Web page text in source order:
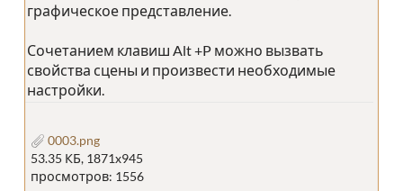
графическое представление.
Сочетанием клавиш Alt +P можно вызвать
свойства сцены и произвести необходимые
настройки.
0003.png
53.35 КБ, 1871x945
просмотров: 1556